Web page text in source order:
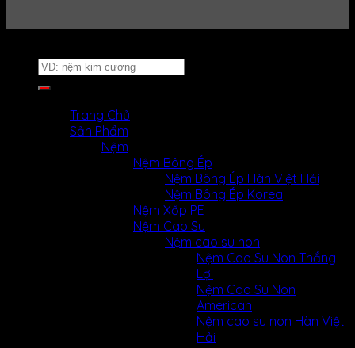
Tìm
kiếm:
Trang Chủ
Sản Phẩm
Nệm
Nệm Bông Ép
Nệm Bông Ép Hàn Việt Hải
Nệm Bông Ép Korea
Nệm Xốp PE
Nệm Cao Su
Nệm cao su non
Nệm Cao Su Non Thắng
Lợi
Nệm Cao Su Non
American
Nệm cao su non Hàn Việt
Hải